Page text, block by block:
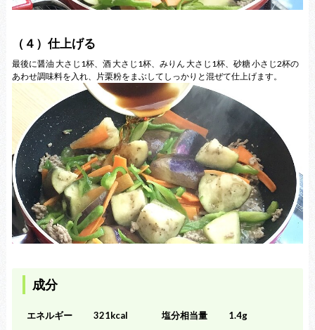
（４）仕上げる
最後に醤油 大さじ1杯、酒 大さじ1杯、みりん 大さじ1杯、砂糖 小さじ2杯の
あわせ調味料を入れ、片栗粉をまぶしてしっかりと混ぜて仕上げます。
成分
エネルギー 321kcal 塩分相当量
1.4g